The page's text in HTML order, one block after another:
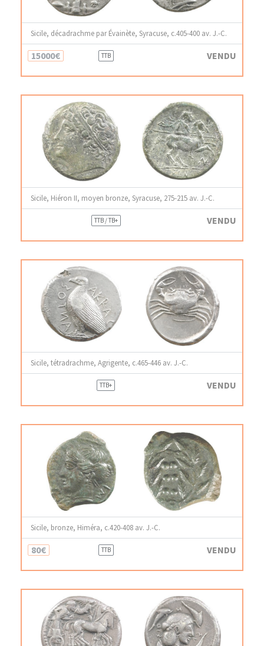
Sicile, décadrachme par Évainète, Syracuse, c.405-400 av. J.-C.
15000€ TTB VENDU
Sicile, Hiéron II, moyen bronze, Syracuse, 275-215 av. J.-C.
TTB / TB+ VENDU
Sicile, tétradrachme, Agrigente, c.465-446 av. J.-C.
TTB+ VENDU
Sicile, bronze, Himéra, c.420-408 av. J.-C.
80€ TTB VENDU